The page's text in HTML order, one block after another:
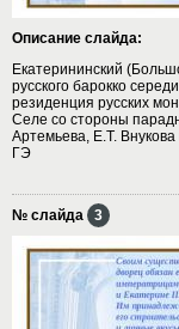
Описание слайда:
Екатерининский
русского барокко
резиденция русских
Селе со стороны
Артемьева, Е.Т.
ГЭ
№ слайда 3